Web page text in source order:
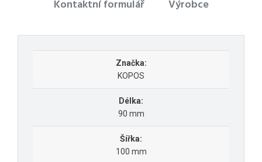
Kontaktní formulář
Výrobce
Značka:
KOPOS
Délka:
90 mm
Šířka:
100 mm